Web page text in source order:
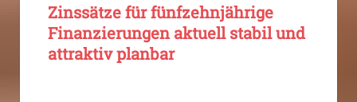
Zinssätze für fünfzehnjährige
Finanzierungen aktuell stabil und
attraktiv planbar